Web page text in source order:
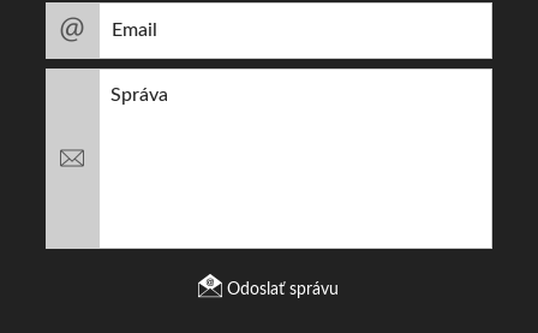
Odoslať správu